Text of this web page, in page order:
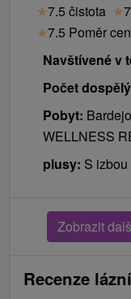
★7.5 čistota ★
★7.5 Poměr
Navštívené v
Počet
Pobyt:
WELLNESS
plusy: S
Zobrazit
Recenze lázní